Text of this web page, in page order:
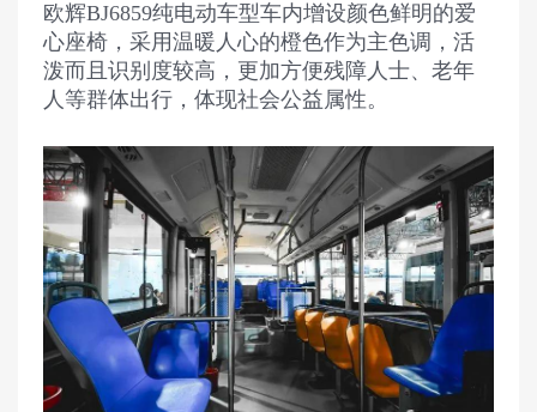
欧辉BJ6859纯电动车型车内增设颜色鲜明的爱
心座椅，采用温暖人心的橙色作为主色调，活
泼而且识别度较高，更加方便残障人士、老年
人等群体出行，体现社会公益属性。